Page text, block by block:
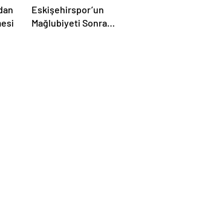
Eskişehirspor’un
Mağlubiyeti Sonrası